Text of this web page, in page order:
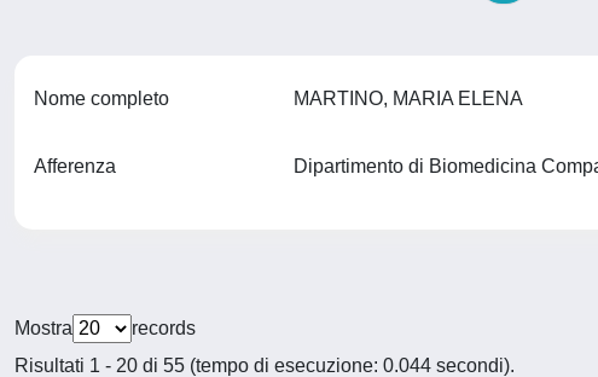
Nome completo MARTINO, MARIA ELENA
Afferenza Dipartimento di Biomedicina
Mostra
records
Risultati 1 - 20 di 55 (tempo di esecuzione: 0.044 secondi).